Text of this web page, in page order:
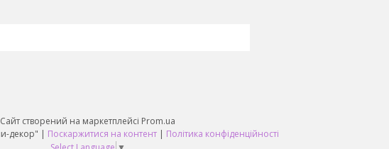
Сайт створений на маркетплейсі Prom.ua
Интернет-магазин "Ткани-декор" | Поскаржитися на контент | Політика конфіденційності